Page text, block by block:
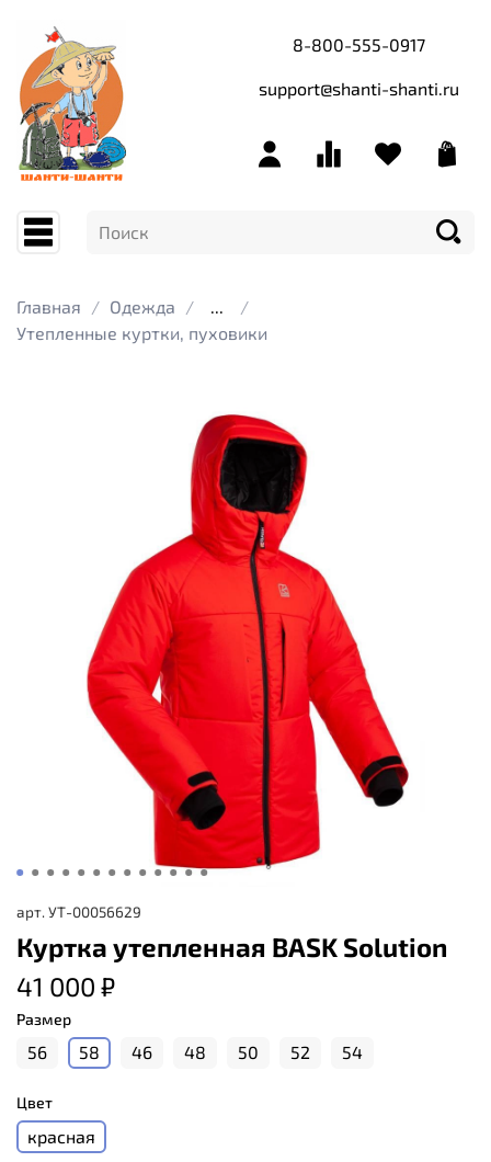
8-800-555-0917
support@shanti-shanti.ru
Главная Одежда
...
Утепленные куртки, пуховики
арт. УТ-00056629
Куртка утепленная BASK Solution
41 000 ₽
Размер
56 58 46 48 50 52 54
Цвет
красная